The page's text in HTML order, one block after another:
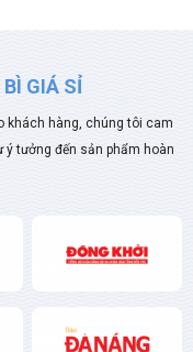
GIÁ SỈ
khách hàng, chúng tôi cam
tưởng đến sản phẩm hoàn